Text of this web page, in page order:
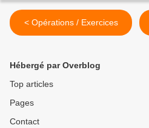
< Opérations / Exercices
Hébergé par Overblog
Top articles
Pages
Contact